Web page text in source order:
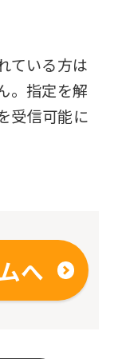
ている方は
。指定を解
信可能に
へ